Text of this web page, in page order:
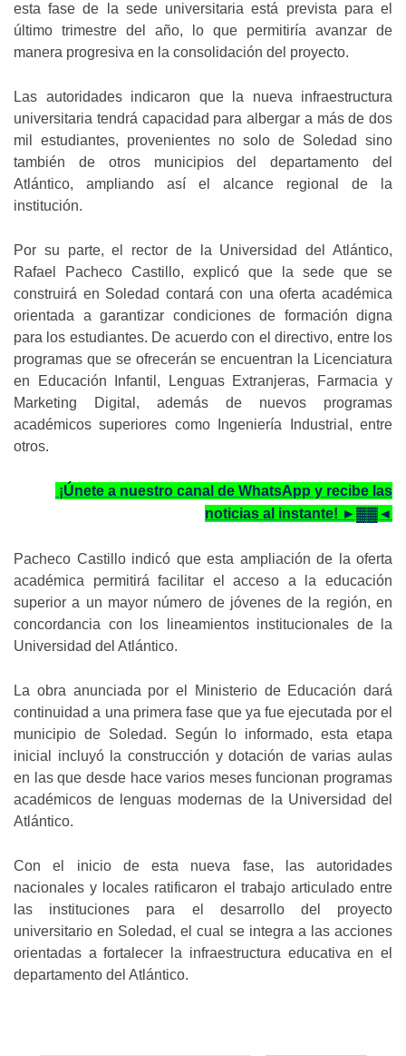
esta fase de la sede universitaria está prevista para el
último trimestre del año, lo que permitiría avanzar de
manera progresiva en la consolidación del proyecto.
Las autoridades indicaron que la nueva infraestructura
universitaria tendrá capacidad para albergar a más de dos
mil estudiantes, provenientes no solo de Soledad sino
también de otros municipios del departamento del
Atlántico, ampliando así el alcance regional de la
institución.
Por su parte, el rector de la Universidad del Atlántico,
Rafael Pacheco Castillo, explicó que la sede que se
construirá en Soledad contará con una oferta académica
orientada a garantizar condiciones de formación digna
para los estudiantes. De acuerdo con el directivo, entre los
programas que se ofrecerán se encuentran la Licenciatura
en Educación Infantil, Lenguas Extranjeras, Farmacia y
Marketing Digital, además de nuevos programas
académicos superiores como Ingeniería Industrial, entre
otros.
¡Únete a nuestro canal de WhatsApp y recibe las
noticias al instante! ►▓▓◄
Pacheco Castillo indicó que esta ampliación de la oferta
académica permitirá facilitar el acceso a la educación
superior a un mayor número de jóvenes de la región, en
concordancia con los lineamientos institucionales de la
Universidad del Atlántico.
La obra anunciada por el Ministerio de Educación dará
continuidad a una primera fase que ya fue ejecutada por el
municipio de Soledad. Según lo informado, esta etapa
inicial incluyó la construcción y dotación de varias aulas
en las que desde hace varios meses funcionan programas
académicos de lenguas modernas de la Universidad del
Atlántico.
Con el inicio de esta nueva fase, las autoridades
nacionales y locales ratificaron el trabajo articulado entre
las instituciones para el desarrollo del proyecto
universitario en Soledad, el cual se integra a las acciones
orientadas a fortalecer la infraestructura educativa en el
departamento del Atlántico.